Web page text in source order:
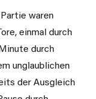
waren
einmal durch
durch
unglaublichen
der Ausgleich